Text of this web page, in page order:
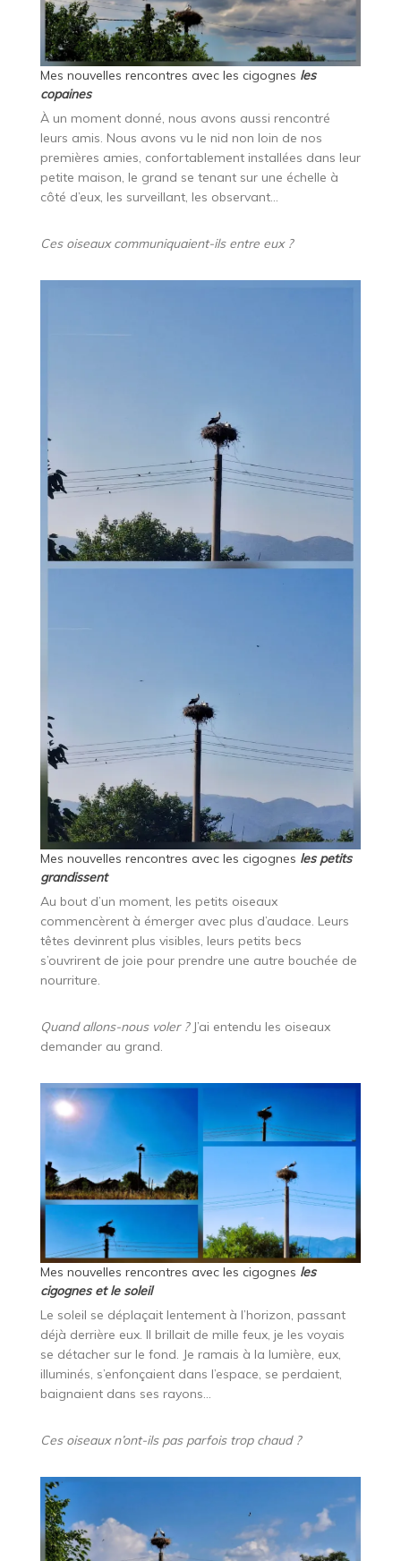
Mes nouvelles rencontres avec les cigognes les
copaines
À un moment donné, nous avons aussi rencontré
leurs amis. Nous avons vu le nid non loin de nos
premières amies, confortablement installées dans leur
petite maison, le grand se tenant sur une échelle à
côté d’eux, les surveillant, les observant…
Ces oiseaux communiquaient-ils entre eux ?
Mes nouvelles rencontres avec les cigognes les petits
grandissent
Au bout d’un moment, les petits oiseaux
commencèrent à émerger avec plus d’audace. Leurs
têtes devinrent plus visibles, leurs petits becs
s’ouvrirent de joie pour prendre une autre bouchée de
nourriture.
Quand allons-nous voler ? J’ai entendu les oiseaux
demander au grand.
Mes nouvelles rencontres avec les cigognes les
cigognes et le soleil
Le soleil se déplaçait lentement à l’horizon, passant
déjà derrière eux. Il brillait de mille feux, je les voyais
se détacher sur le fond. Je ramais à la lumière, eux,
illuminés, s’enfonçaient dans l’espace, se perdaient,
baignaient dans ses rayons…
Ces oiseaux n’ont-ils pas parfois trop chaud ?